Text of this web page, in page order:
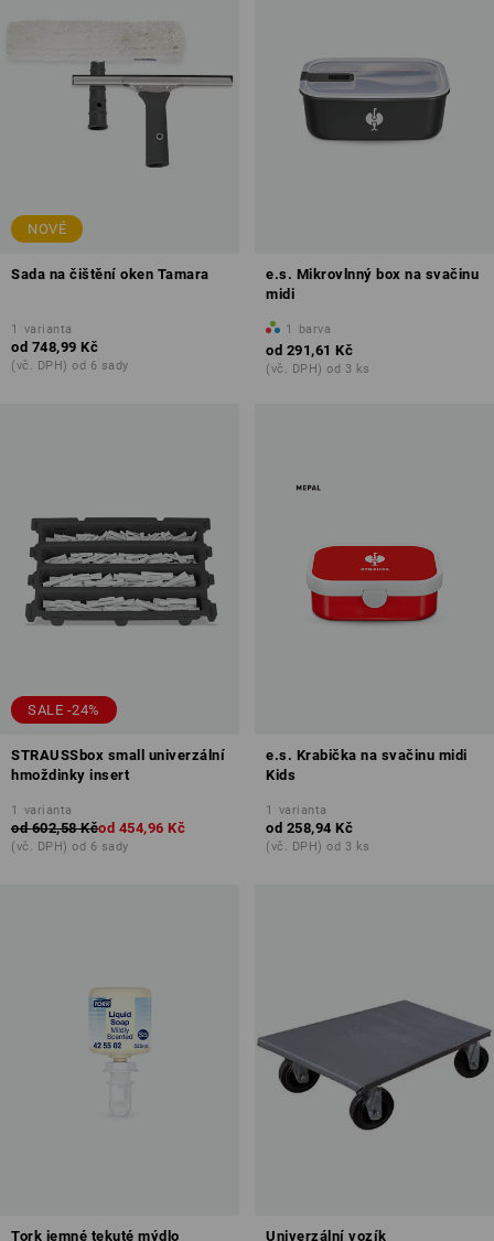
NOVÉ
Sada na čištění oken Tamara
1 varianta
od 748,99 Kč
(vč. DPH) od 6 sady
e.s. Mikrovlnný box na svačinu
midi
1 barva
od 291,61 Kč
(vč. DPH) od 3 ks
SALE -24%
STRAUSSbox small univerzální
hmoždinky insert
1 varianta
od 602,58 Kčod 454,96 Kč
(vč. DPH) od 6 sady
e.s. Krabička na svačinu midi
Kids
1 varianta
od 258,94 Kč
(vč. DPH) od 3 ks
Tork jemné tekuté mýdlo Univerzální vozík